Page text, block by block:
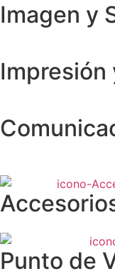
Imagen y
Impresión
Punto de